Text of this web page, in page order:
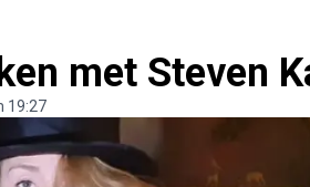
met Steven
19:27